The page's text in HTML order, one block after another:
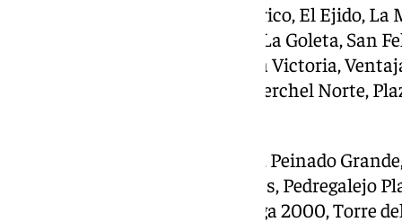
Estos barrios son Centro Histórico, El Ejido,
El Molinillo, Ensanche Centro, La Goleta, San
Ureña, Cristo de la Epidemia, La Victoria,
de los Ingleses, La Malagueta, Perchel Norte,
También Camino del Colmenar, Peinado
del Carmen, La Viña, Las Acacias, Pedregalejo
de San Antón, Martiricos, Málaga 2000, Torre